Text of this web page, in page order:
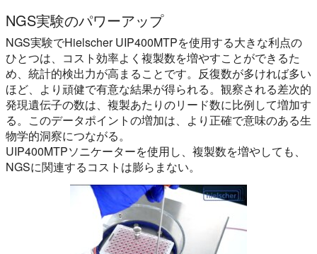
NGS実験のパワーアップ
NGS実験でHielscher UIP400MTPを使用する大きな利点の
ひとつは、コスト効率よく複製数を増やすことができるた
め、統計的検出力が高まることです。反復数が多ければ多い
ほど、より頑健で有意な結果が得られる。観察される差次的
発現遺伝子の数は、複製あたりのリード数に比例して増加す
る。このデータポイントの増加は、より正確で意味のある生
物学的洞察につながる。
UIP400MTPソニケーターを使用し、複製数を増やしても、
NGSに関連するコストは膨らまない。